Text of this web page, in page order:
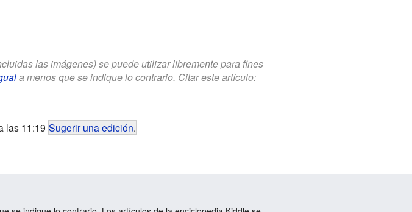
las imágenes) se puede utilizar libremente para fines
a menos que se indique lo contrario. Citar este artículo:
las 11:19 Sugerir una edición.